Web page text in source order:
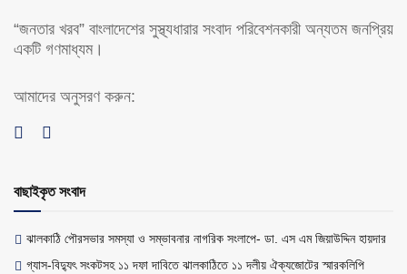
“জনতার খরব” বাংলাদেশের সুস্থ্যধারার সংবাদ পরিবেশনকারী অন্যতম জনপ্রিয়
একটি গণমাধ্যম।
আমাদের অনুসরণ করুন:
বাছাইকৃত সংবাদ
ঝালকাঠি পৌরসভার সমস্যা ও সম্ভাবনার নাগরিক সংলাপে- ডা. এস এম জিয়াউদ্দিন হায়দার
গ্যাস-বিদ্যুৎ সংকটসহ ১১ দফা দাবিতে ঝালকাঠিতে ১১ দলীয় ঐক্যজোটের স্মারকলিপি